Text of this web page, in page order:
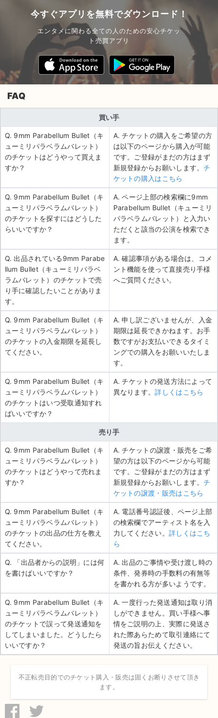
今すぐアプリを無料でダウンロード！
エンタメに関わる全ての人のための安心チケッ
ト売買アプリ
FAQ
買い手
Q. 9mm Parabellum Bullet（キ
ューミリパラベラムバレット）
のチケットはどうやって買えま
すか？
A. チケットの購入をご希望の方
は以下のページから購入が可能
です。ご登録がまだの方はまず
新規登録からお願いします。チ
ケットの購入はこちら
Q. 9mm Parabellum Bullet（キ
ューミリパラベラムバレット）
のチケットを探すにはどうした
らいいですか？
A. ページ上部の検索欄に9mm
Parabellum Bullet（キューミリ
パラベラムバレット）と入力い
ただくと該当の公演を検索でき
ます。
Q. 出品されている9mm Parabe
llum Bullet（キューミリパラベ
ラムバレット）のチケットで売
り手に確認したいことがありま
す。
A. 確認事項がある場合は、コメ
ント機能を使って直接売り手様
へご質問ください。
Q. 9mm Parabellum Bullet（キ
ューミリパラベラムバレット）
のチケットの入金期限を延長し
てください。
A. 申し訳ございませんが、入金
期限は延長できかねます。お手
数ですがお支払いできるタイミ
ングでの購入をお願いいたしま
す。
Q. 9mm Parabellum Bullet（キ
ューミリパラベラムバレット）
のチケットはいつ受取通知すれ
ばいいですか？
A. チケットの発送方法によって
異なります。詳しくはこちら
売り手
Q. 9mm Parabellum Bullet（キ
ューミリパラベラムバレット）
のチケットはどうやって売れま
すか？
A. チケットの譲渡・販売をご希
望の方は以下のページから可能
です。ご登録がまだの方はまず
新規登録からお願いします。チ
ケットの譲渡・販売はこちら
Q. 9mm Parabellum Bullet（キ
ューミリパラベラムバレット）
のチケットの出品の仕方を教え
てください。
A. 電話番号認証後、ページ上部
の検索欄でアーティスト名を入
力してください。 詳しくはこち
ら
Q. 「出品者からの説明」には何
を書けばいいですか？
A. 出品のご事情や受け渡し時の
条件、発券時の手数料の有無等
を書かれる方が多いようです。
Q. 9mm Parabellum Bullet（キ
ューミリパラベラムバレット）
のチケットで誤って発送通知を
してしまいました。どうしたら
いいですか？
A. 一度行った発送通知は取り消
しができません。買い手様へ事
情をご説明の上、実際に発送さ
れた際あらためて取引連絡にて
発送の旨お伝えください。
不正転売目的でのチケット購入・販売は固くお断りさせて頂き
ます。